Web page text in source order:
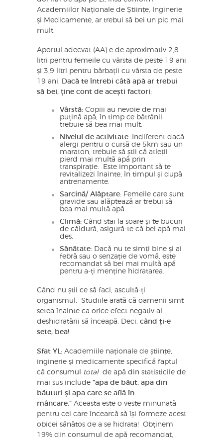
Academiilor Naționale de Științe, Inginerie
și Medicamente, ar trebui să bei un pic mai
mult.
Aportul adecvat (AA) e de aproximativ 2,8
litri pentru femeile cu vârsta de peste 19 ani
și 3,9 litri pentru bărbații cu vârsta de peste
19 ani.
Dacă te întrebi câtă apă ar trebui
să bei, ține cont de acești factori:
Vârstă: Copiii au nevoie de mai
puțină apă, în timp ce bătrânii
trebuie să bea mai mult.
Nivelul de activitate:
Indiferent dacă
alergi pentru o cursă de 5km sau un
maraton, trebuie să știi că atleții
pierd mai multă apă prin
transpirație. Este important să te
revitalizezi înainte, în timpul și după
antrenamente.
Sarcină/ Alăptare: Femeile care sunt
gravide sau alăptează ar trebui să
bea mai multă apă.
Climă: Când stai la soare și te bucuri
de căldură, asigură-te că bei apă mai
des.
Sănătate: Dacă nu te simți bine și ai
febră sau o senzație de vomă, este
recomandat să bei mai multă apă
pentru a-ți menține hidratarea.
Când nu știi ce să faci, ascultă-ți
organismul. Studiile arată că oamenii simt
setea înainte ca orice efect negativ al
deshidratării să înceapă. Deci, când ți-e
sete, bea!
Sfat YL: Academiile naționale de științe,
inginerie și medicamente specifică faptul
că consumul
total de apă din statisticile de
mai sus include ”apa de băut, apa din
băuturi și apa care se află în
mâncare.” Aceasta este o veste minunată
pentru cei care încearcă să își formeze acest
obicei sănătos de a se hidrata! Obținem
19% din consumul de apă recomandat,